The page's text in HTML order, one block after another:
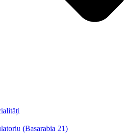
(Basarabia 21)